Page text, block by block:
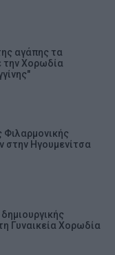
αγάπης τα
την Χορωδία
Φιλαρμονικής
στην Ηγουμενίτσα
Γυναικεία Χορωδία